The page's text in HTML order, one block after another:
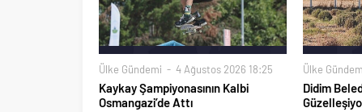
Ülke Gündemi 4 Ağustos 2026 18:25
Kaykay Şampiyonasının Kalbi
Osmangazi’de Attı
Ülke
Didim